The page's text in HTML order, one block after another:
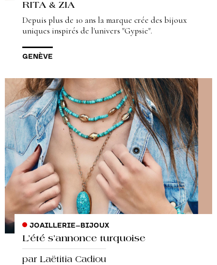
RITA & ZIA
Depuis plus de 10 ans la marque crée des bijoux
uniques inspirés de l'univers "Gypsie".
GENÈVE
JOAILLERIE– BIJOUX
L’été s’annonce turquoise
par Laëtitia Cadiou